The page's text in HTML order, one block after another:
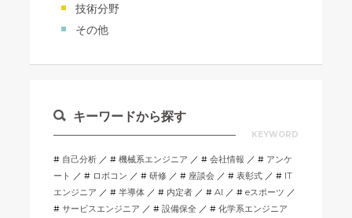
技術分野
その他
キーワードから探す
KEYWORD
自己分析 機械系エンジニア 会社情報
アンケ
ート
ロボコン 研修 座談会 表彰式
IT
エンジニア
半導体 内定者 AI
eスポーツ
サービスエンジニア
設備保全
化学系エンジニア